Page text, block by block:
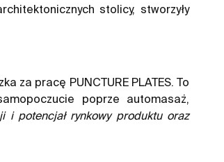
stolicy, stworzyły
za pracę PUNCTURE PLATES. To
poprze automasaż,
i potencjał rynkowy produktu oraz